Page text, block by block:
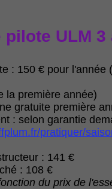
ULM 3
: 150 € pour l'année
la première année)
gratuite première
: selon garantie
pratiquer/
: 141 €
: 108 €
du prix de